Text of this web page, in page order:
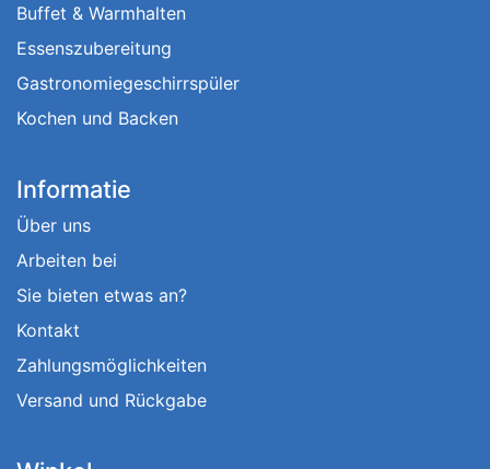
Buffet & Warmhalten
Essenszubereitung
Gastronomiegeschirrspüler
Kochen und Backen
Informatie
Über uns
Arbeiten bei
Sie bieten etwas an?
Kontakt
Zahlungsmöglichkeiten
Versand und Rückgabe